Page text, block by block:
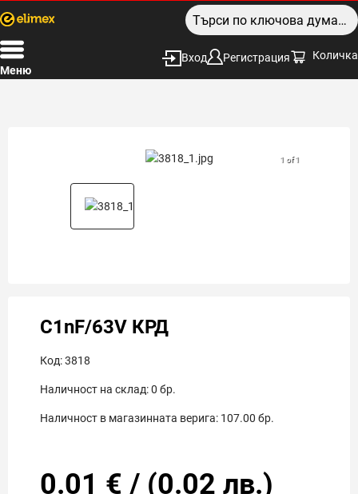
Меню
Вход Регистрация Количка
1 of 1
C1nF/63V КРД
Код:3818
Наличност на склад:0 бр.
Наличност в магазинната верига: 107.00 бр.
0.01 € / (0.02 лв.)